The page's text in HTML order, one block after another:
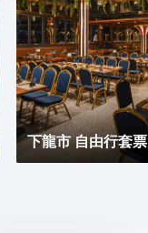
下龍市 自由行套票